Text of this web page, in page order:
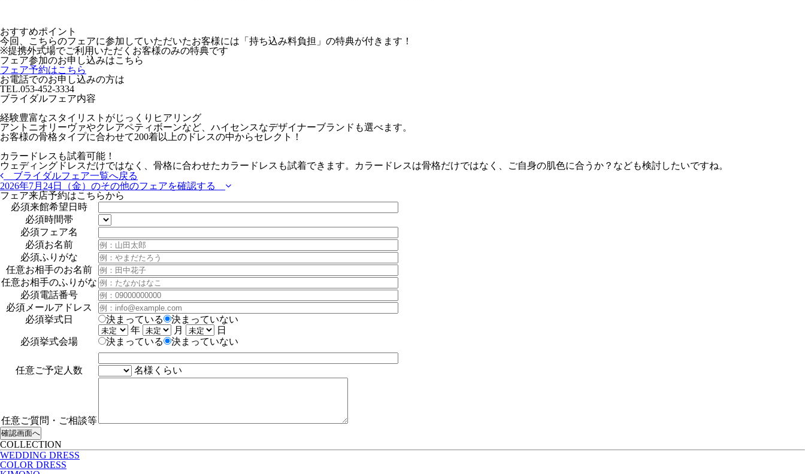
おすすめポイント
今回、こちらのフェアに参加していただいたお客様には「持ち込み料負担」の特典が付きます！
※提携外式場でご利用いただくお客様のみの特典です
フェア参加のお申し込みはこちら
フェア予約はこちら
お電話でのお申し込みの方は
TEL.053-452-3334
ブライダルフェア内容
経験豊富なスタイリストがじっくりヒアリング
アントニオリーヴァやクレアペティボーンなど、ハイセンスなデザイナーブランドも選べます。
お客様の骨格タイプに合わせて200着以上のドレスの中からセレクト！
カラードレスも試着可能！
ウェディングドレスだけではなく、骨格に合わせたカラードレスも試着できます。カラードレスは骨格だけではなく、ご自身の肌色に合うか？なども検討したいですね。
ブライダルフェア一覧へ戻る
2026年7月24日（金）のその他のフェアを確認する
フェア来店予約はこちらから
必須来館希望日時
必須時間帯
必須フェア名
必須お名前
必須ふりがな
任意お相手のお名前
任意お相手のふりがな
必須電話番号
必須 メールアドレス
必須挙式日 決まっている
決まっていない
年
月
日
必須挙式会場 決まっている 決まっていない
任意ご予定人数 名様くらい
任意ご質問・ご相談等
COLLECTION
WEDDING DRESS
COLOR DRESS